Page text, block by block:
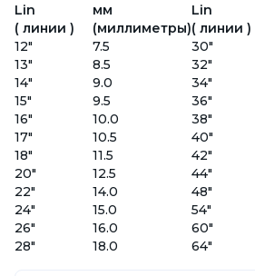
Lin
мм Lin
( линии )
(миллиметры)( линии )
12"
7.5 30"
13"
8.5 32"
14"
9.0 34"
15"
9.5 36"
16"
10.0 38"
17"
10.5 40"
18"
11.5 42"
20"
12.5 44"
22"
14.0 48"
24"
15.0 54"
26"
16.0 60"
28"
18.0 64"